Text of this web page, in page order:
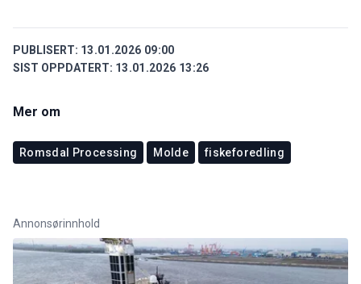
PUBLISERT: 13.01.2026 09:00
SIST OPPDATERT: 13.01.2026 13:26
Mer om
Romsdal Processing Molde fiskeforedling
Annonsørinnhold